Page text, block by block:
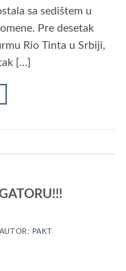
sa sedištem u
Pre desetak
Rio Tinta u Srbiji,
[…]
AUTOR: PAKT